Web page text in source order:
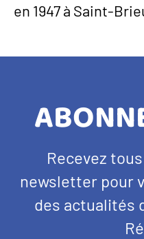
en 1947 à Saint-
TITRE
Texte
d'introduction
Recevez
newsletter pour
des actualités